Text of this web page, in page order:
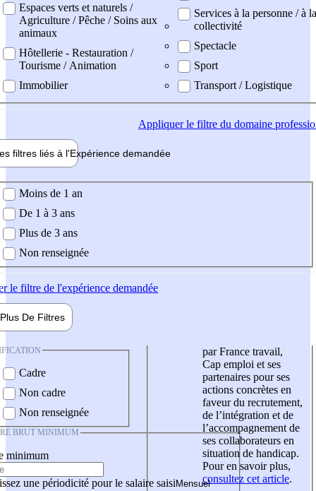
Espaces verts et naturels /
Agriculture / Pêche / Soins aux
animaux
Hôtellerie - Restauration /
Tourisme / Animation
Immobilier
Services à la personne / à la
collectivité
Spectacle
Sport
Transport / Logistique
Appliquerle filtre du domaine
filtres liés à l'Expérience demandée
demandée
Moins de 1 an
De 1 à 3 ans
Plus de 3 ans
Non renseignée
le filtre de l'expérience demandée
Plus De Filtres
Cadre
Non cadre
Non renseignée
BRUT MINIMUM
minimum
une périodicité pour le salaire saisi
par France travail,
Cap emploi et ses
partenaires pour ses
actions concrètes en
faveur du recrutement,
de l’intégration et de
l’accompagnement de
ses collaborateurs en
situation de handicap.
Pour en savoir plus,
consultez cet article.